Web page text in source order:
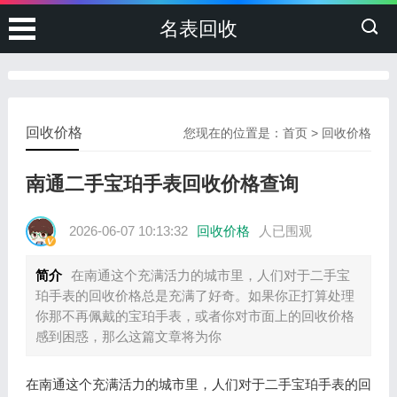
名表回收
您现在的位置是：首页 > 回收价格
回收价格
南通二手宝珀手表回收价格查询
2026-06-07 10:13:32 回收价格 人已围观
简介 在南通这个充满活力的城市里，人们对于二手宝
珀手表的回收价格总是充满了好奇。如果你正打算处理
你那不再佩戴的宝珀手表，或者你对市面上的回收价格
感到困惑，那么这篇文章将为你
在南通这个充满活力的城市里，人们对于二手宝珀手表的回